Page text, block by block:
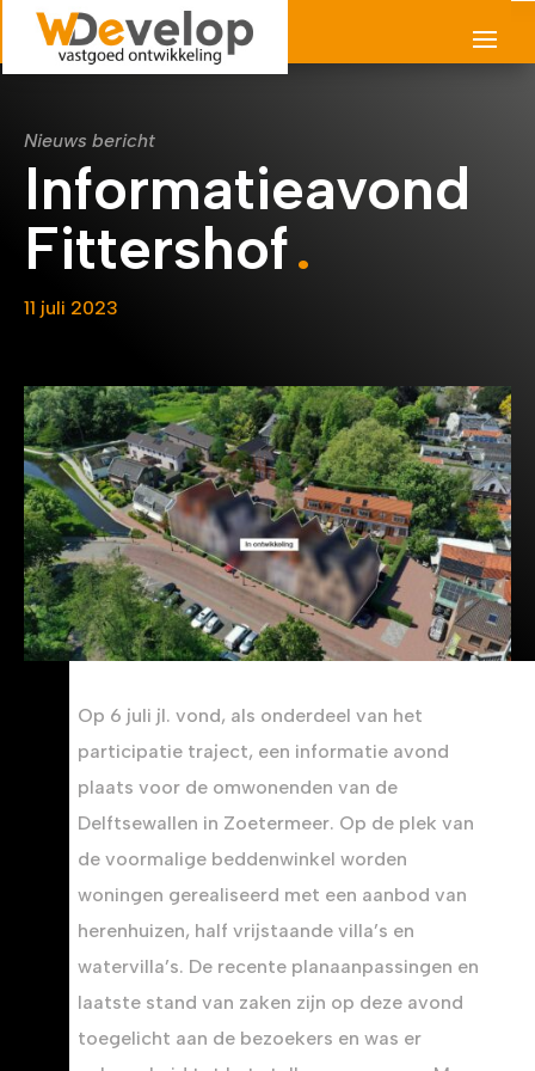
Nieuws bericht
Informatieavond
Fittershof
11 juli 2023
Op 6 juli jl. vond, als onderdeel van het
participatie traject, een informatie avond
plaats voor de omwonenden van de
Delftsewallen in Zoetermeer. Op de plek van
de voormalige beddenwinkel worden
woningen gerealiseerd met een aanbod van
herenhuizen, half vrijstaande villa’s en
watervilla’s. De recente planaanpassingen en
laatste stand van zaken zijn op deze avond
toegelicht aan de bezoekers en was er